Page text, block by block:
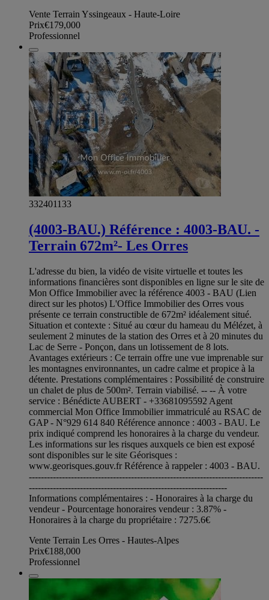
Vente Terrain Yssingeaux - Haute-Loire
Prix€179,000
Professionnel
332401133
(4003-BAU.) Référence : 4003-BAU. -
Terrain 672m²- Les Orres
L'adresse du bien, la vidéo de visite virtuelle et toutes les
informations financières sont disponibles en ligne sur le site de
Mon Office Immobilier avec la référence 4003 - BAU (Lien
direct sur les photos) L'Office Immobilier des Orres vous
présente ce terrain constructible de 672m² idéalement situé.
Situation et contexte : Situé au cœur du hameau du Mélézet, à
seulement 2 minutes de la station des Orres et à 20 minutes du
Lac de Serre - Ponçon, dans un lotissement de 8 lots.
Avantages extérieurs : Ce terrain offre une vue imprenable sur
les montagnes environnantes, un cadre calme et propice à la
détente. Prestations complémentaires : Possibilité de construire
un chalet de plus de 500m². Terrain viabilisé. -- -- À votre
service : Bénédicte AUBERT - +33681095592 Agent
commercial Mon Office Immobilier immatriculé au RSAC de
GAP - N°929 614 840 Référence annonce : 4003 - BAU. Le
prix indiqué comprend les honoraires à la charge du vendeur.
Les informations sur les risques auxquels ce bien est exposé
sont disponibles sur le site Géorisques :
www.georisques.gouv.fr Référence à rappeler : 4003 - BAU.
------------------------------------------------------------------------------
------------------------------------------------------------------
Informations complémentaires : - Honoraires à la charge du
vendeur - Pourcentage honoraires vendeur : 3.87% -
Honoraires à la charge du propriétaire : 7275.6€
Vente Terrain Les Orres - Hautes-Alpes
Prix€188,000
Professionnel